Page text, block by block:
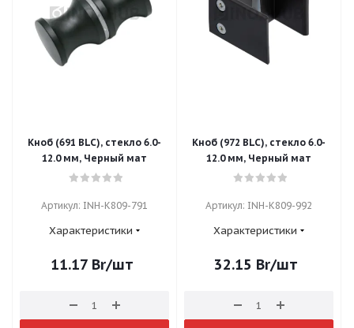
Кноб (691 BLC), стекло 6.0-
12.0 мм, Черный мат
Артикул: INH-K809-791
Характеристики
11.17Br/шт
Кноб (972 BLC), стекло 6.0-
12.0 мм, Черный мат
Артикул: INH-K809-992
Характеристики
32.15 Br/шт